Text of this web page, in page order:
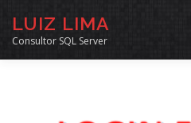
LUIZ LIMA
Consultor SQL Server